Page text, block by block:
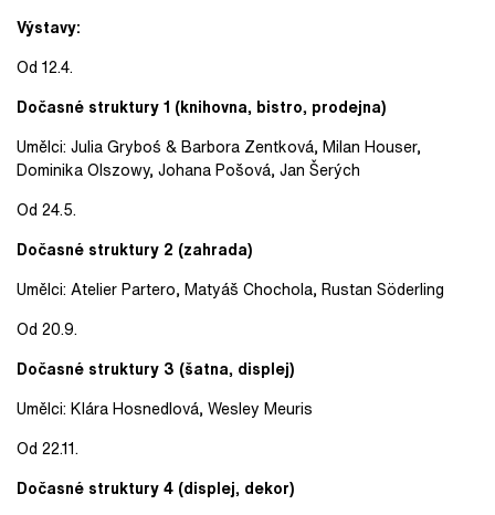
Výstavy:
Od 12.4.
Dočasné struktury 1 (knihovna, bistro, prodejna)
Umělci: Julia Gryboś & Barbora Zentková, Milan Houser,
Dominika Olszowy, Johana Pošová, Jan Šerých
Od 24.5.
Dočasné struktury 2 (zahrada)
Umělci: Atelier Partero, Matyáš Chochola, Rustan Söderling
Od 20.9.
Dočasné struktury 3 (šatna, displej)
Umělci: Klára Hosnedlová, Wesley Meuris
Od 22.11.
Dočasné struktury 4 (displej, dekor)